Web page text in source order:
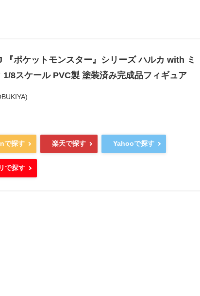
『ポケットモンスター』シリーズ ハルカ with ミ
1/8スケール PVC製 塗装済み完成品フィギュア
で探す 楽天で探す Yahooで探す
で探す